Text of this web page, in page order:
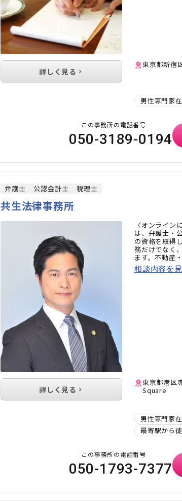
東京都新宿
男性専門家
詳しく見る
この事務所の電話番号
050-3189-0194
弁護士 公認会計士 税理士
共生法律事務所
〈オンライン
は、弁護士・
の資格を取得
務だけでなく
ます。不動産
方はお気軽に
相談内容を
東京都港区
Square
男性専門家
最寄駅から
詳しく見る
この事務所の電話番号
050-1793-7377